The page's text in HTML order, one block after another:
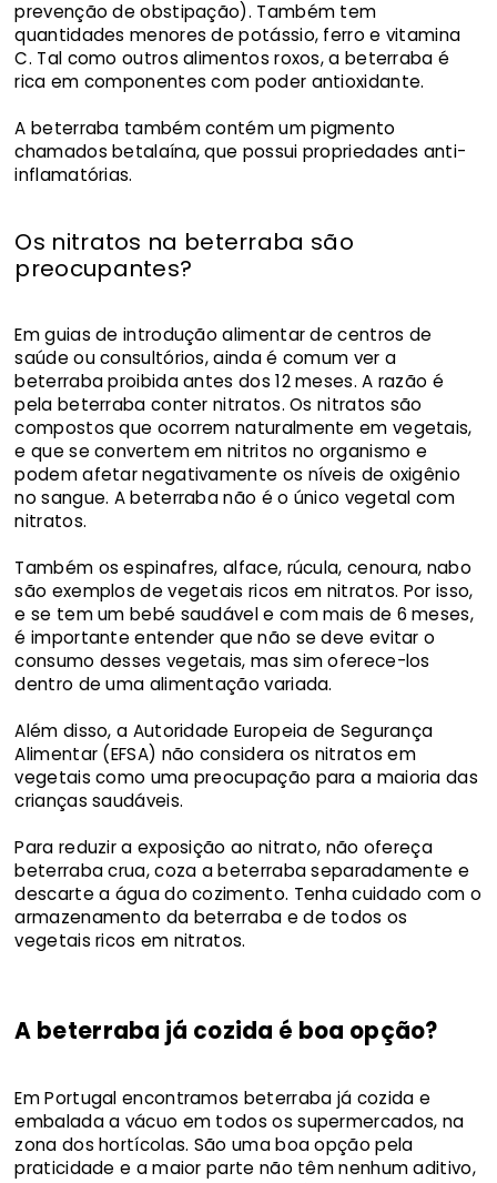
prevenção de obstipação). Também tem
quantidades menores de potássio, ferro e vitamina
C. Tal como outros alimentos roxos, a beterraba é
rica em componentes com poder antioxidante.
A beterraba também contém um pigmento
chamados betalaína, que possui propriedades anti-
inflamatórias.
Os nitratos na beterraba são
preocupantes?
Em guias de introdução alimentar de centros de
saúde ou consultórios, ainda é comum ver a
beterraba proibida antes dos 12 meses. A razão é
pela beterraba conter nitratos. Os nitratos são
compostos que ocorrem naturalmente em vegetais,
e que se convertem em nitritos no organismo e
podem afetar negativamente os níveis de oxigênio
no sangue. A beterraba não é o único vegetal com
nitratos.
Também os espinafres, alface, rúcula, cenoura, nabo
são exemplos de vegetais ricos em nitratos. Por isso,
e se tem um bebé saudável e com mais de 6 meses,
é importante entender que não se deve evitar o
consumo desses vegetais, mas sim oferece-los
dentro de uma alimentação variada.
Além disso, a Autoridade Europeia de Segurança
Alimentar (EFSA) não considera os nitratos em
vegetais como uma preocupação para a maioria das
crianças saudáveis.
Para reduzir a exposição ao nitrato, não ofereça
beterraba crua, coza a beterraba separadamente e
descarte a água do cozimento. Tenha cuidado com o
armazenamento da beterraba e de todos os
vegetais ricos em nitratos.
A beterraba já cozida é boa opção?
Em Portugal encontramos beterraba já cozida e
embalada a vácuo em todos os supermercados, na
zona dos hortícolas. São uma boa opção pela
praticidade e a maior parte não têm nenhum aditivo,